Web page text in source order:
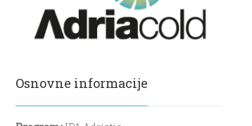
Osnovne informacije